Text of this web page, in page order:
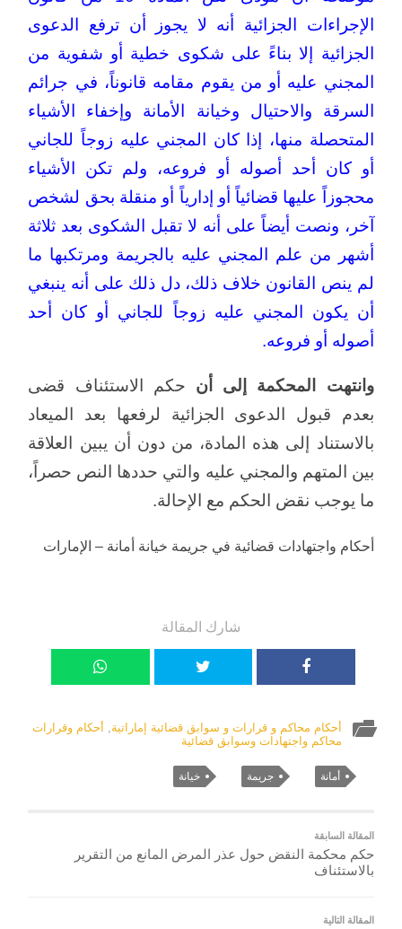
الإجراءات الجزائية أنه لا يجوز أن ترفع الدعوى
الجزائية إلا بناءً على شكوى خطية أو شفوية من
المجني عليه أو من يقوم مقامه قانوناً، في جرائم
السرقة والاحتيال وخيانة الأمانة وإخفاء الأشياء
المتحصلة منها، إذا كان المجني عليه زوجاً للجاني
أو كان أحد أصوله أو فروعه، ولم تكن الأشياء
محجوزاً عليها قضائياً أو إدارياً أو منقلة بحق لشخص
آخر، ونصت أيضاً على أنه لا تقبل الشكوى بعد ثلاثة
أشهر من علم المجني عليه بالجريمة ومرتكبها ما
لم ينص القانون خلاف ذلك، دل ذلك على أنه ينبغي
أن يكون المجني عليه زوجاً للجاني أو كان أحد
أصوله أو فروعه.
وانتهت المحكمة إلى أن حكم الاستئناف قضى
بعدم قبول الدعوى الجزائية لرفعها بعد الميعاد
بالاستناد إلى هذه المادة، من دون أن يبين العلاقة
بين المتهم والمجني عليه والتي حددها النص حصراً،
ما يوجب نقض الحكم مع الإحالة.
أحكام واجتهادات قضائية في جريمة خيانة أمانة – الإمارات
شارك المقالة
أحكام محاكم و قرارات و سوابق قضائية إماراتية
أحكام وقرارات
محاكم واجتهادات وسوابق قضائية
أمانة جريمة خيانة
المقالة السابقة
حكم محكمة النقض حول عذر المرض المانع من التقرير
بالاستئناف
المقالة التالية